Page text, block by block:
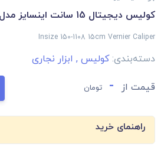
کولیس دیجیتال 15 سانت اینسایز مدل 1108-150
Insize 150-1108 15cm Vernier Caliper
دسته‌بندی:کولیس , ابزار نجاری
قیمت از - تومان
راهنمای خرید